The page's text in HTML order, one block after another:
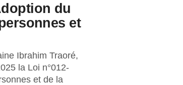
du
et
Ibrahim Traoré,
la Loi n°012-
et de la